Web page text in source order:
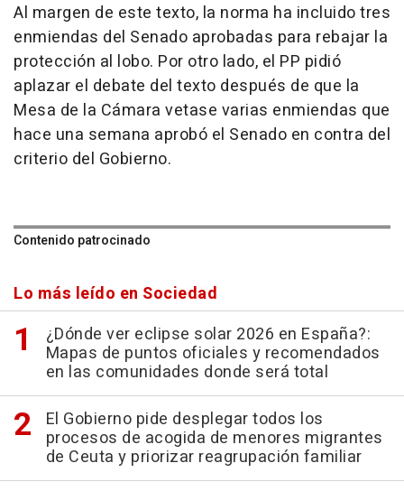
Al margen de este texto, la norma ha incluido tres
enmiendas del Senado aprobadas para rebajar la
protección al lobo. Por otro lado, el PP pidió
aplazar el debate del texto después de que la
Mesa de la Cámara vetase varias enmiendas que
hace una semana aprobó el Senado en contra del
criterio del Gobierno.
Contenido patrocinado
Lo más leído en Sociedad
¿Dónde ver eclipse solar 2026 en España?:
Mapas de puntos oficiales y recomendados
en las comunidades donde será total
El Gobierno pide desplegar todos los
procesos de acogida de menores migrantes
de Ceuta y priorizar reagrupación familiar